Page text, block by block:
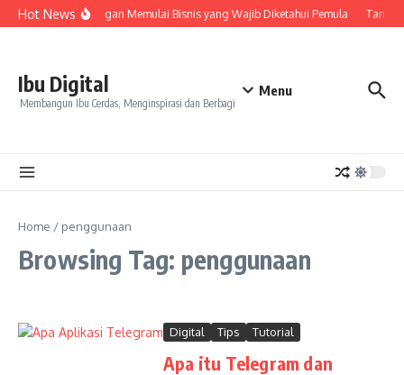
Skip to content
Hot News7 Keuntungan Memulai Bisnis yang Wajib Diketahui Pemula Tanda
Ibu Digital
Membangun Ibu Cerdas, Menginspirasi dan Berbagi
Menu
Home / penggunaan
Browsing Tag: penggunaan
Digital Tips Tutorial
Apa itu Telegram dan